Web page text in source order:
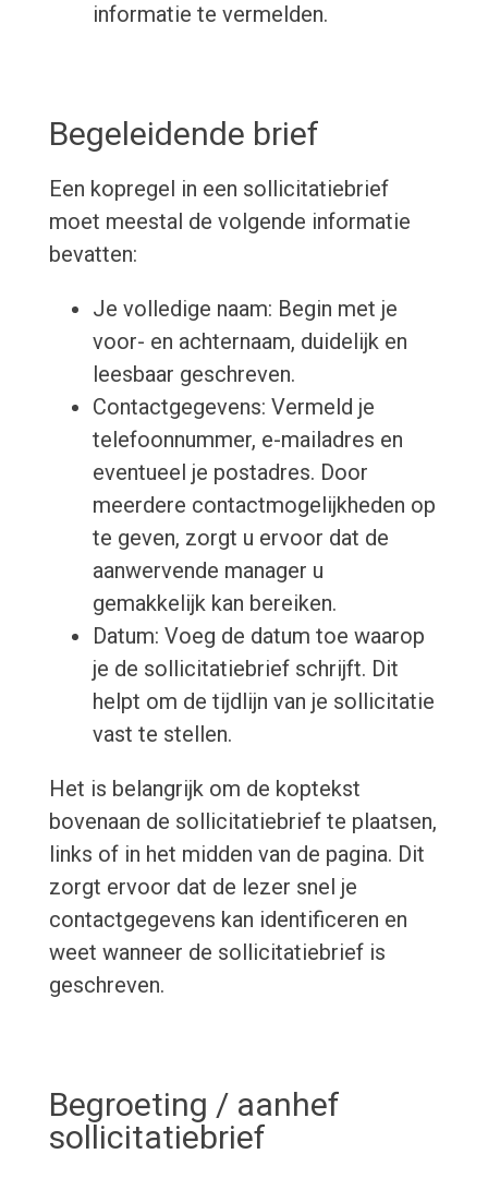
informatie te vermelden.
Begeleidende brief
Een kopregel in een sollicitatiebrief
moet meestal de volgende informatie
bevatten:
Je volledige naam: Begin met je
voor- en achternaam, duidelijk en
leesbaar geschreven.
Contactgegevens: Vermeld je
telefoonnummer, e-mailadres en
eventueel je postadres. Door
meerdere contactmogelijkheden op
te geven, zorgt u ervoor dat de
aanwervende manager u
gemakkelijk kan bereiken.
Datum: Voeg de datum toe waarop
je de sollicitatiebrief schrijft. Dit
helpt om de tijdlijn van je sollicitatie
vast te stellen.
Het is belangrijk om de koptekst
bovenaan de sollicitatiebrief te plaatsen,
links of in het midden van de pagina. Dit
zorgt ervoor dat de lezer snel je
contactgegevens kan identificeren en
weet wanneer de sollicitatiebrief is
geschreven.
Begroeting / aanhef
sollicitatiebrief